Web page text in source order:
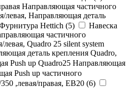
Направляющая частичного
левая, Направляющая деталь
Hettich (5)
Навеска
частичного
Quadro 25 silent system
деталь крепления Quadro,
Push up Quadro25 Направляющая
Push up частичного
,левая/правая, ЕВ20 (6)